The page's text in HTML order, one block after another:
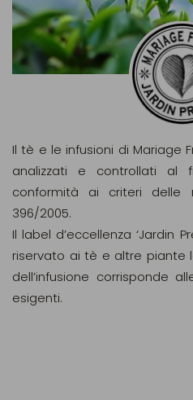
Il tè e le infusioni di Mariage
analizzati e controllati al
conformità ai criteri delle
396/2005.
Il label d’eccellenza ‘Jardin
riservato ai tè e altre piante
dell’infusione corrisponde
esigenti.